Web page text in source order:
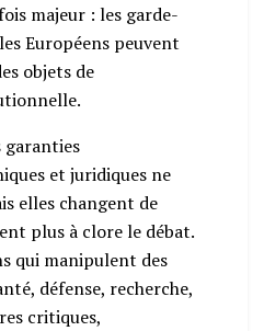
majeur : les garde-
Européens peuvent
objets de
garanties
et juridiques ne
elles changent de
plus à clore le débat.
qui manipulent des
défense, recherche,
critiques,